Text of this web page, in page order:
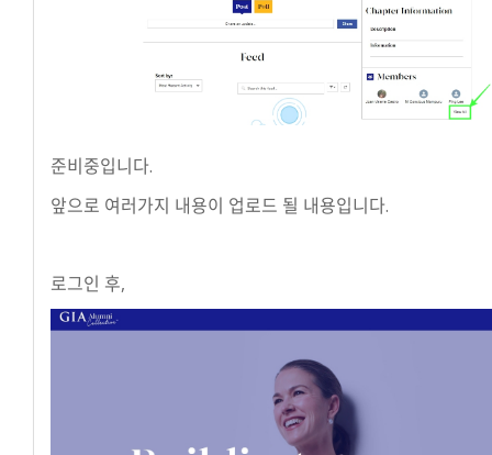
준비중입니다.
앞으로 여러가지 내용이 업로드 될 내용입니다.
로그인 후,